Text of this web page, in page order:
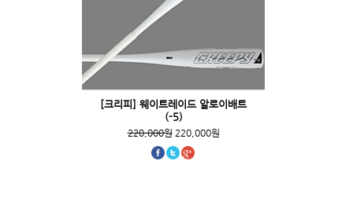
[크리피] 웨이트레이드 알로이배트
(-5)
220,000원220,000원